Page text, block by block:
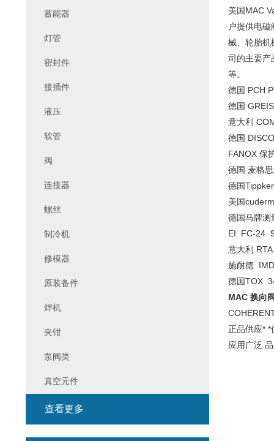
美国MAC
户提供电
械、轮胎机
司的主要产
等。
德国 PCH
德国
意大利
德国
FANOX 保
德国 麦格
德国
美国
德国马牌测
EI FC-24
意大利
施耐德
德国TOX
MAC 换向
正品供应*
应用广泛
蓄能器
灯管
密封件
接插件
液压
软管
阀
连接器
螺丝
制冷机
修模器
原装备件
焊机
夹钳
泵阀类
真空元件
查看更多